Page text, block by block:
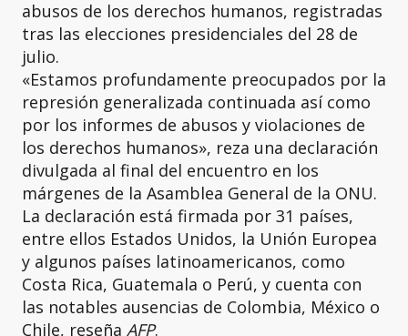
abusos de los derechos humanos, registradas
tras las elecciones presidenciales del 28 de
julio.
«Estamos profundamente preocupados por la
represión generalizada continuada así como
por los informes de abusos y violaciones de
los derechos humanos», reza una declaración
divulgada al final del encuentro en los
márgenes de la Asamblea General de la ONU.
La declaración está firmada por 31 países,
entre ellos Estados Unidos, la Unión Europea
y algunos países latinoamericanos, como
Costa Rica, Guatemala o Perú, y cuenta con
las notables ausencias de Colombia, México o
Chile, reseña AFP.